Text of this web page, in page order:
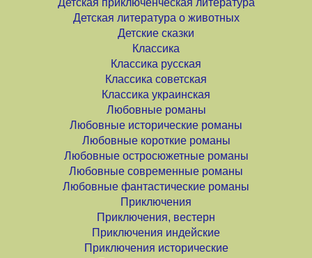
Детская приключенческая литература
Детская литература о животных
Детские сказки
Классика
Классика русская
Классика советская
Классика украинская
Любовные романы
Любовные исторические романы
Любовные короткие романы
Любовные остросюжетные романы
Любовные современные романы
Любовные фантастические романы
Приключения
Приключения, вестерн
Приключения индейские
Приключения исторические